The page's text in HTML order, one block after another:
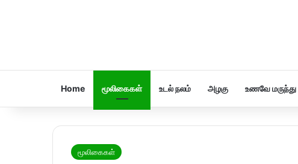
Home மூலிகைகள் உடல் நலம் அழகு உணவே மருந்து
மூலிகைகள்